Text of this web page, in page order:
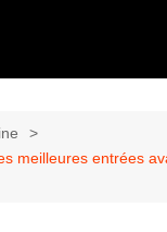
meilleures entrées